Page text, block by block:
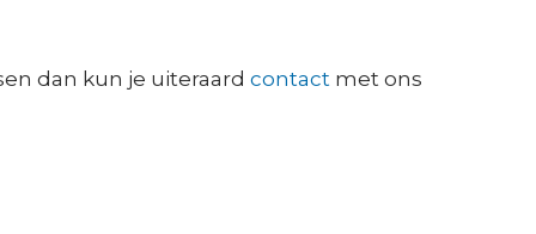
dan kun je uiteraard contact met ons